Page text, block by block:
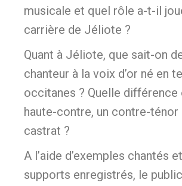
musicale et quel rôle a-t-il
carrière de Jéliote ?
Quant à Jéliote, que sait-on
chanteur à la voix d’or né en
occitanes ? Quelle différence
haute-contre, un contre-ténor
castrat ?
A l’aide d’exemples chantés
supports enregistrés, le